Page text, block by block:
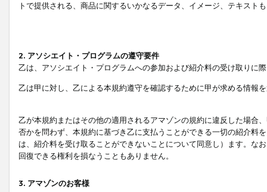
トで提供される、商品に関するいかなるデータ、イメージ、テキス
2. アソシエイト・プログラムの遵守要件
乙は、アソシエイト・プログラムへの参加および紹介料の受け取りに
乙は甲に対し、乙による本規約遵守を確認するために甲が求める情報
乙が本規約またはその他の適用されるアマゾンの規約に違反した場合
否かを問わず、本規約に基づき乙に支払うことができる一切の紹介料
は、紹介料を受け取ることができないことについて同意し）ます。な
回復できる権利を損なうこともありません。
3. アマゾンのお客様